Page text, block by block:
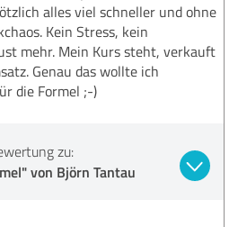
alles viel schneller und ohne
Kein Stress, kein
mehr. Mein Kurs steht, verkauft
Genau das wollte ich
die Formel ;-)
zu:
von Björn Tantau